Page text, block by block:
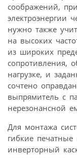
соображений,
электроэнергии
нужно также
на высоких
из широких
сопротивления,
нагрузке, и
сочтено
выпрямитель с
нерезонансной
Для монтажа
гибкие
инверторный